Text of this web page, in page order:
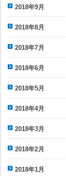
2018年9月
2018年8月
2018年7月
2018年6月
2018年5月
2018年4月
2018年3月
2018年2月
2018年1月